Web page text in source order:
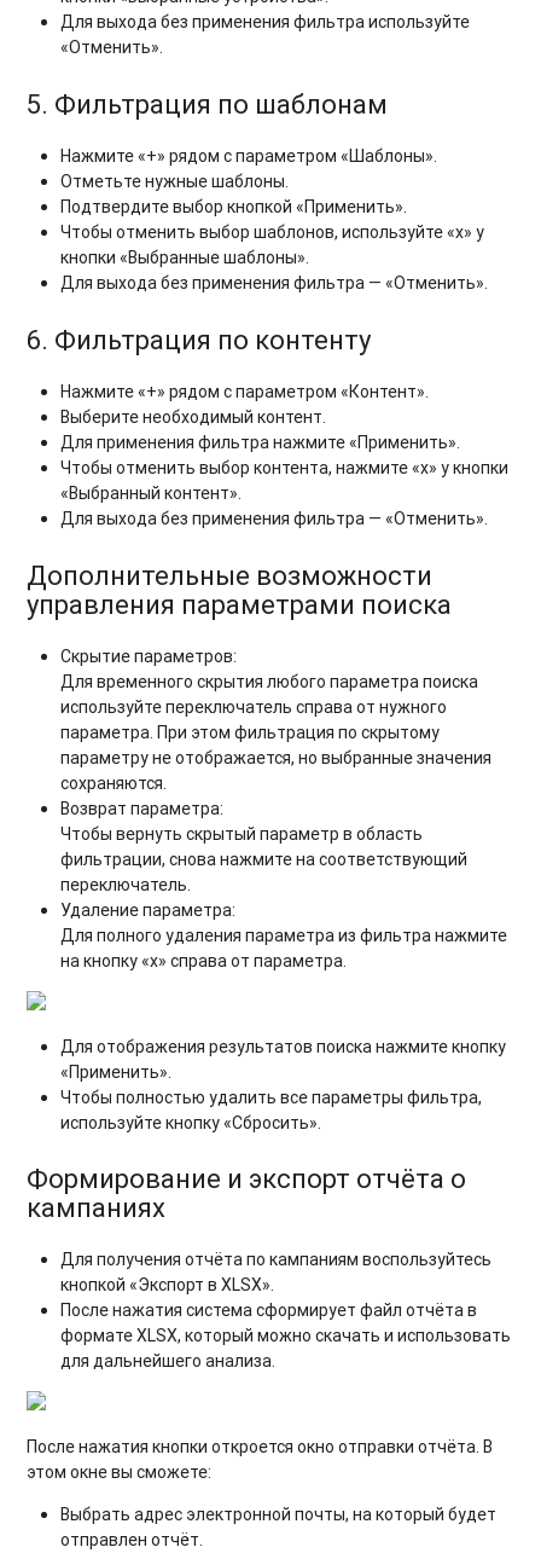
Для выхода без применения фильтра используйте
«Отменить».
5. Фильтрация по шаблонам
Нажмите «+» рядом с параметром «Шаблоны».
Отметьте нужные шаблоны.
Подтвердите выбор кнопкой «Применить».
Чтобы отменить выбор шаблонов, используйте «x» у
кнопки «Выбранные шаблоны».
Для выхода без применения фильтра — «Отменить».
6. Фильтрация по контенту
Нажмите «+» рядом с параметром «Контент».
Выберите необходимый контент.
Для применения фильтра нажмите «Применить».
Чтобы отменить выбор контента, нажмите «x» у кнопки
«Выбранный контент».
Для выхода без применения фильтра — «Отменить».
Дополнительные возможности
управления параметрами поиска
Скрытие параметров:
Для временного скрытия любого параметра поиска
используйте переключатель справа от нужного
параметра. При этом фильтрация по скрытому
параметру не отображается, но выбранные значения
сохраняются.
Возврат параметра:
Чтобы вернуть скрытый параметр в область
фильтрации, снова нажмите на соответствующий
переключатель.
Удаление параметра:
Для полного удаления параметра из фильтра нажмите
на кнопку «х» справа от параметра.
Для отображения результатов поиска нажмите кнопку
«Применить».
Чтобы полностью удалить все параметры фильтра,
используйте кнопку «Сбросить».
Формирование и экспорт отчёта о
кампаниях
Для получения отчёта по кампаниям воспользуйтесь
кнопкой «Экспорт в XLSX».
После нажатия система сформирует файл отчёта в
формате XLSX, который можно скачать и использовать
для дальнейшего анализа.
После нажатия кнопки откроется окно отправки отчёта. В
этом окне вы сможете:
Выбрать адрес электронной почты, на который будет
отправлен отчёт.